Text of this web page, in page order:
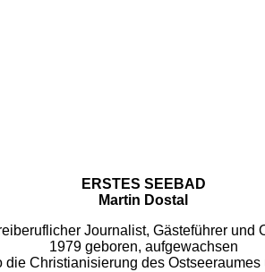
ERSTES SEEBAD
Martin Dostal
Journalist, Gästeführer und
1979 geboren, aufgewachsen
Christianisierung des